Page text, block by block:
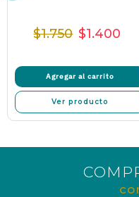
Precio
$1.750 Precio
venta
$1.400
Agregar al carrito
Ver producto